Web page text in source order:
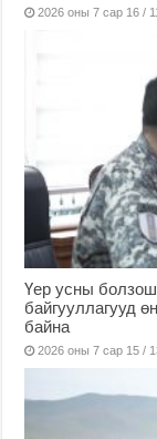
2026 оны 7 сар 16 /
Үер усны
байгууллагууд
байна
2026 оны 7 сар 15 /